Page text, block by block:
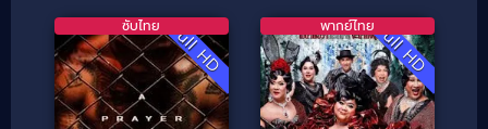
Full HD
ซับไทย Full HD
พากย์ไทย